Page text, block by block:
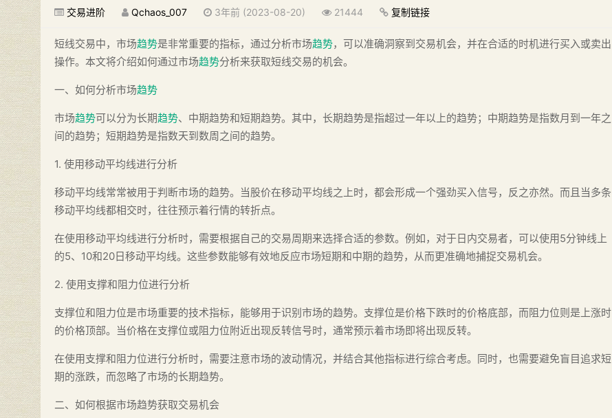
交易进阶 Qchaos_007 3年前 (2023-08-20) 21444 复制链接
短线交易中，市场趋势是非常重要的指标，通过分析市场趋势，可以准确洞察到交易机会，并在合适的时机进行买入或卖出
操作。本文将介绍如何通过市场趋势分析来获取短线交易的机会。
一、如何分析市场趋势
市场趋势可以分为长期趋势、中期趋势和短期趋势。其中，长期趋势是指超过一年以上的趋势；中期趋势是指数月到一年之
间的趋势；短期趋势是指数天到数周之间的趋势。
1. 使用移动平均线进行分析
移动平均线常常被用于判断市场的趋势。当股价在移动平均线之上时，都会形成一个强劲买入信号，反之亦然。而且当多条
移动平均线都相交时，往往预示着行情的转折点。
在使用移动平均线进行分析时，需要根据自己的交易周期来选择合适的参数。例如，对于日内交易者，可以使用5分钟线上
的5、10和20日移动平均线。这些参数能够有效地反应市场短期和中期的趋势，从而更准确地捕捉交易机会。
2. 使用支撑和阻力位进行分析
支撑位和阻力位是市场重要的技术指标，能够用于识别市场的趋势。支撑位是价格下跌时的价格底部，而阻力位则是上涨时
的价格顶部。当价格在支撑位或阻力位附近出现反转信号时，通常预示着市场即将出现反转。
在使用支撑和阻力位进行分析时，需要注意市场的波动情况，并结合其他指标进行综合考虑。同时，也需要避免盲目追求短
期的涨跌，而忽略了市场的长期趋势。
二、如何根据市场趋势获取交易机会